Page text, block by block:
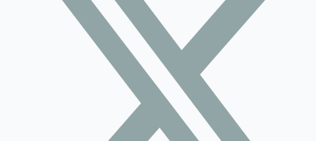
Contact